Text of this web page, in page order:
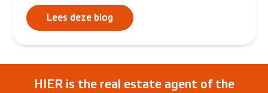
Lees deze blog
HIER is the real estate agent of the